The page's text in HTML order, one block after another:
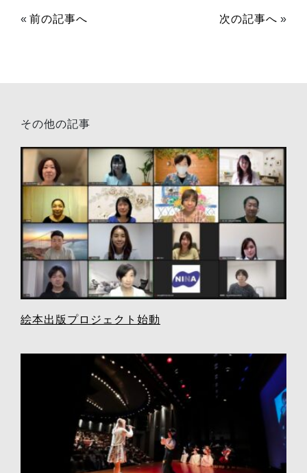
« 前の記事へ 次の記事へ »
その他の記事
絵本出版プロジェクト始動